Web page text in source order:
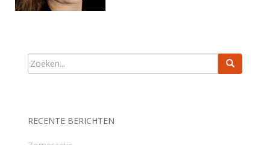
RECENTE BERICHTEN